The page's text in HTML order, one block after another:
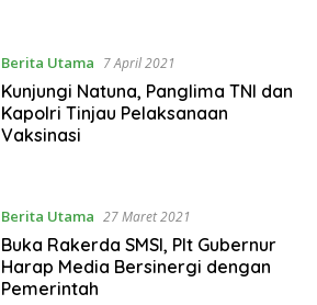
Berita Utama 7 April 2021
Kunjungi Natuna, Panglima TNI dan
Kapolri Tinjau Pelaksanaan
Vaksinasi
Berita Utama 27 Maret 2021
Buka Rakerda SMSI, Plt Gubernur
Harap Media Bersinergi dengan
Pemerintah